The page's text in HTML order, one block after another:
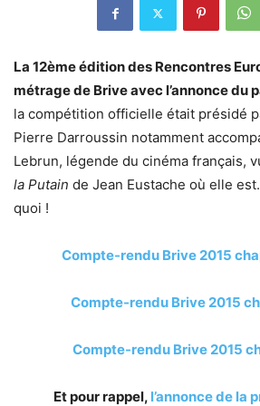
La 12ème édition des Rencontres
métrage de Brive avec l’annonce du
la compétition officielle était présidé
Pierre Darroussin notamment
Lebrun, légende du cinéma français,
la Putain de Jean Eustache où elle
quoi !
Compte-rendu Brive 2015
Compte-rendu Brive 2015
Compte-rendu Brive 2015
Et pour rappel, l’annonce de la